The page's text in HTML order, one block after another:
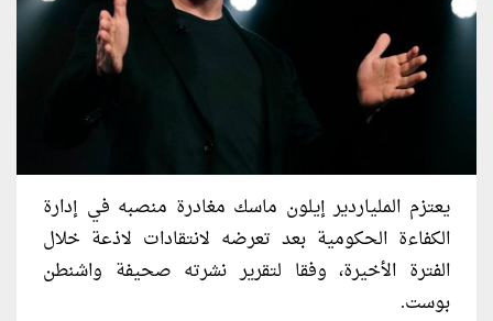
يعتزم الملياردير إيلون ماسك مغادرة منصبه في إدارة
الكفاءة الحكومية بعد تعرضه لانتقادات لاذعة خلال
الفترة الأخيرة، وفقا لتقرير نشرته صحيفة واشنطن
بوست.